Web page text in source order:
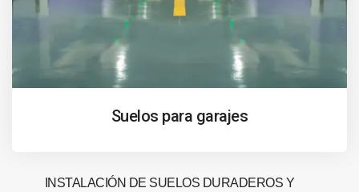
Suelos para garajes
INSTALACIÓN DE SUELOS DURADEROS Y